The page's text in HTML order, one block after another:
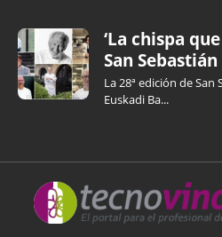
‘La chispa
San
La 28ª edición de
Euskadi Ba...